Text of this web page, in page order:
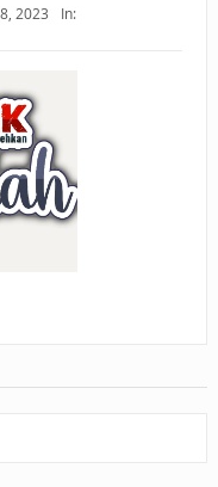
MENGANGSUR
SENDIRI
2023
In: